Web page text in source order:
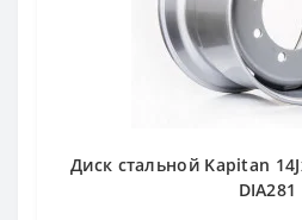
Диск стальной Kapitan
DIA281